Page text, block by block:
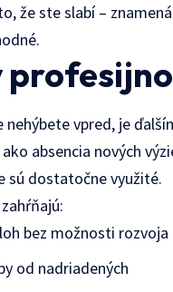
že ste slabí –
nehýbete vpred, je
absencia nových
sú dostatočne využité.
bez možnosti rozvoja
od nadriadených